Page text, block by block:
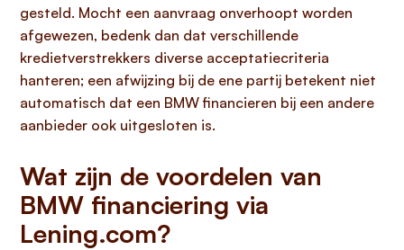
gesteld. Mocht een aanvraag onverhoopt worden
afgewezen, bedenk dan dat verschillende
kredietverstrekkers diverse acceptatiecriteria
hanteren; een afwijzing bij de ene partij betekent niet
automatisch dat een BMW financieren bij een andere
aanbieder ook uitgesloten is.
Wat zijn de voordelen van
BMW financiering via
Lening.com?